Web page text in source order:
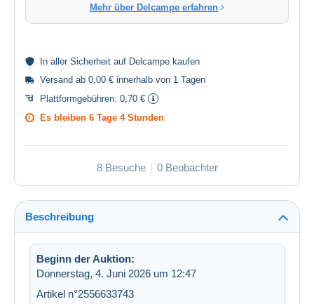
Mehr über Delcampe erfahren
In aller Sicherheit auf Delcampe kaufen
Versand ab 0,00 € innerhalb von 1 Tagen
Plattformgebühren: 0,70 €
Es bleiben 6 Tage 4 Stunden
8 Besuche 0 Beobachter
Beschreibung
Beginn der Auktion:
Donnerstag, 4. Juni 2026 um 12:47
Artikel n°2556633743